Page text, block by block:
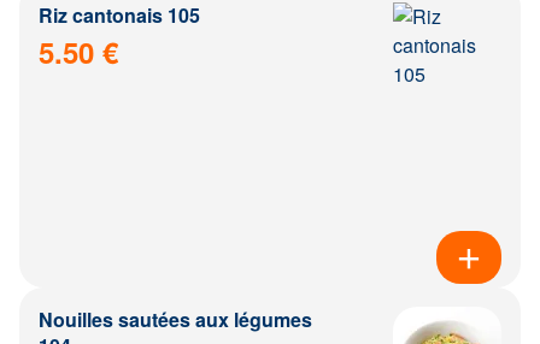
Riz cantonais 105
5.50 €
Nouilles sautées aux légumes